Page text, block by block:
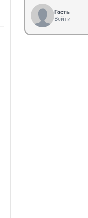
Гость
Войти